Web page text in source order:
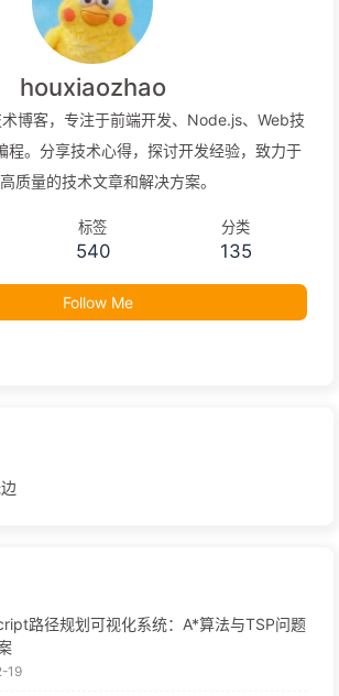
houxiaozhao
博客，专注于前端开发、Node.js、Web技
。分享技术心得，探讨开发经验，致力于
质量的技术文章和解决方案。
标签
540
分类
135
Follow Me
路径规划可视化系统：A*算法与TSP问题
19